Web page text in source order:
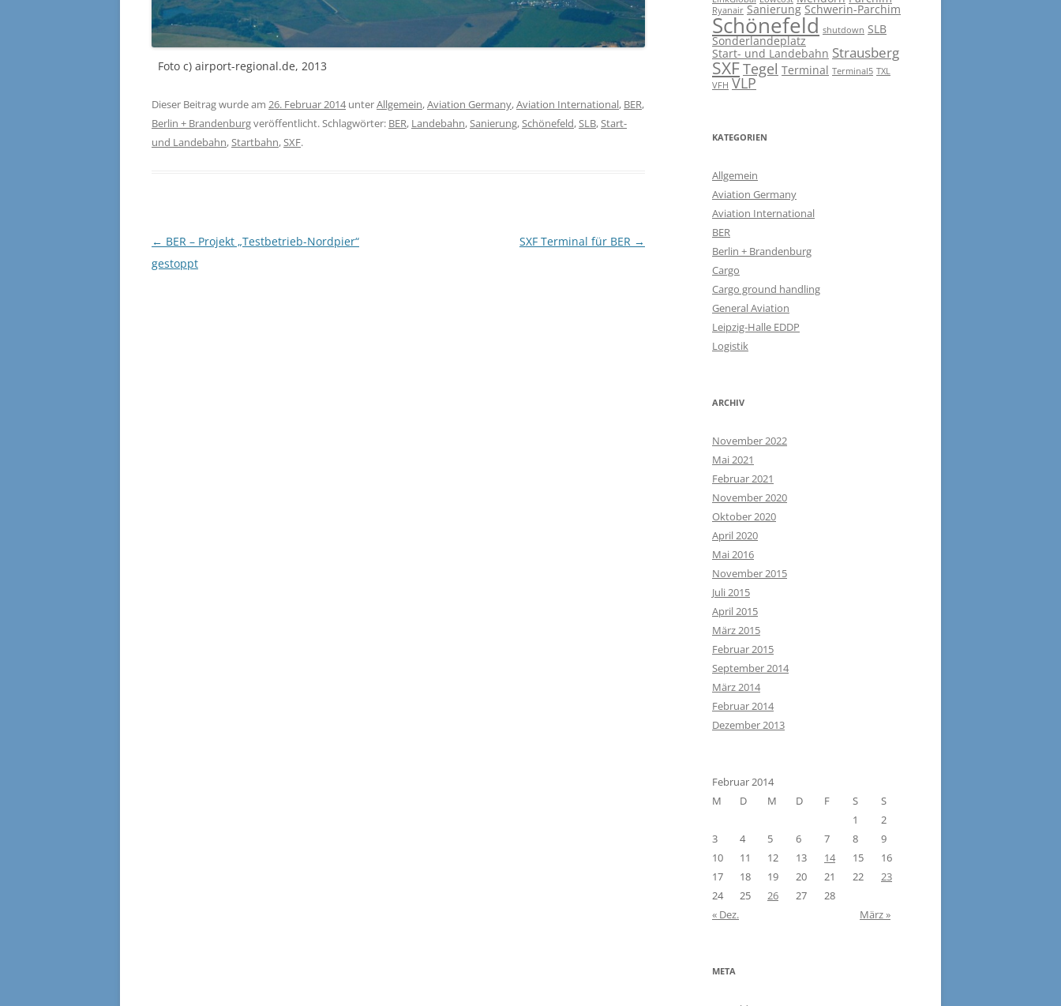
Foto c) airport-regional.de, 2013
Dieser Beitrag wurde am 26. Februar 2014unterAllgemein,Aviation Germany,Aviation International, BER,
Berlin + Brandenburgveröffentlicht. Schlagwörter: BER, Landebahn,Sanierung,Schönefeld,SLB,Start-
und Landebahn,Startbahn,SXF.
Beitragsnavigation
← BER – Projekt „Testbetrieb-Nordpier“
gestoppt
SXF Terminal für BER →
Ryanair Sanierung Schwerin-Parchim
Schönefeld shutdown SLB
Sonderlandeplatz
Start- und Landebahn Strausberg
SXFTegel Terminal Terminal5 TXL
VFH VLP
KATEGORIEN
Allgemein
Aviation Germany
Aviation International
BER
Berlin + Brandenburg
Cargo
Cargo ground handling
General Aviation
Leipzig-Halle EDDP
Logistik
ARCHIV
November 2022
Mai 2021
Februar 2021
November 2020
Oktober 2020
April 2020
Mai 2016
November 2015
Juli 2015
April 2015
März 2015
Februar 2015
September 2014
März 2014
Februar 2014
Dezember 2013
Februar 2014
M
D M D F S
S
1
2
3
4 5 6 7 8
9
10
11 12 13 14 15
16
17
18 19 20 21 22
23
24
25 26 27
28
« Dez.
März »
META